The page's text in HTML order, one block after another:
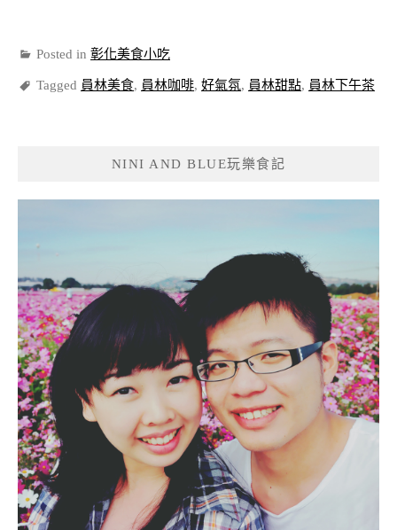
Posted in 彰化美食小吃
Tagged 員林美食, 員林咖啡, 好氣氛, 員林甜點, 員林下午茶
NINI AND BLUE玩樂食記